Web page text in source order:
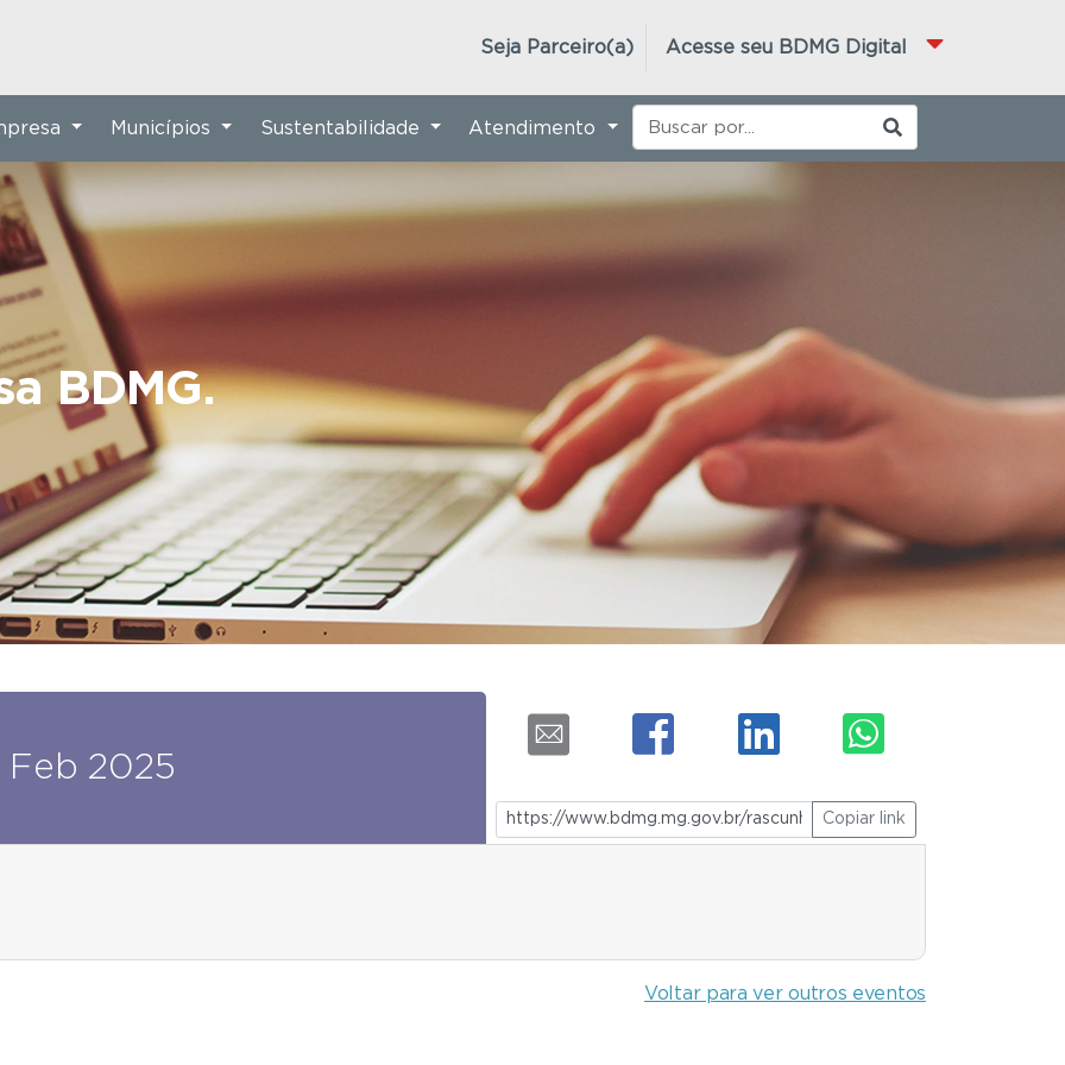
Acesse seu BDMG Digital
Seja Parceiro(a)
BDMG.
Municípios Sustentabilidade Atendimento
Feb 2025
Copiar link
Voltar para ver outros eventos